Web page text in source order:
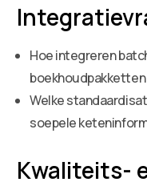
Hoe integreren
Welke
soepele
Kwaliteits-